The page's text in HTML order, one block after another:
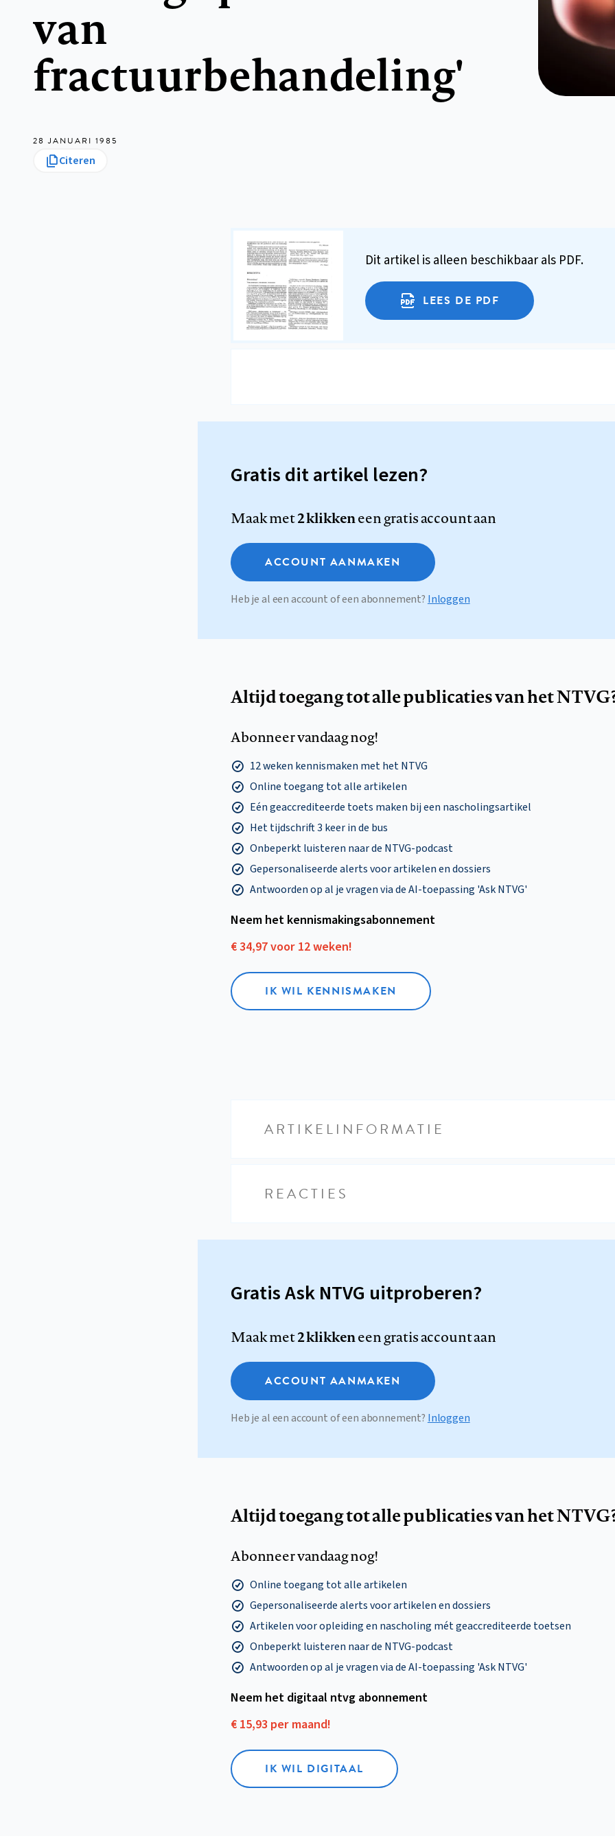
van
fractuurbehandeling'
28 JANUARI 1985
Citeren
Dit artikel is alleen beschikbaar als PDF.
LEES DE PDF
Gratis dit artikel lezen?
Maak met2 klikkeneen gratis account aan
ACCOUNT AANMAKEN
Heb je al een account of een abonnement? Inloggen
Altijd toegang tot alle publicaties van het
Abonneer vandaag nog!
12 weken kennismaken met het NTVG
Online toegang tot alle artikelen
Eén geaccrediteerde toets maken bij een nascholingsartikel
Het tijdschrift 3 keer in de bus
Onbeperkt luisteren naar de NTVG-podcast
Gepersonaliseerde alerts voor artikelen en dossiers
Antwoorden op al je vragen via de AI-toepassing 'Ask NTVG'
Neem het kennismakings­abonnement
€ 34,97 voor 12 weken!
IK WIL KENNISMAKEN
ARTIKELINFORMATIE
REACTIES
Gratis Ask NTVG uitproberen?
Maak met2 klikkeneen gratis account aan
ACCOUNT AANMAKEN
Heb je al een account of een abonnement? Inloggen
Altijd toegang tot alle publicaties van het
Abonneer vandaag nog!
Online toegang tot alle artikelen
Gepersonaliseerde alerts voor artikelen en dossiers
Artikelen voor opleiding en nascholing mét geaccrediteerde toetsen
Onbeperkt luisteren naar de NTVG-podcast
Antwoorden op al je vragen via de AI-toepassing 'Ask NTVG'
Neem het digitaal ntvg abonnement
€ 15,93 per maand!
IK WIL DIGITAAL